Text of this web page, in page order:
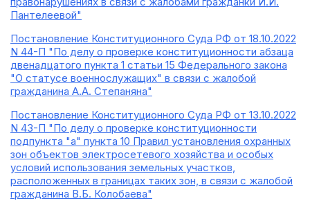
Пантелеевой"
Постановление Конституционного Суда РФ от 18.10.2022
N 44-П "По делу о проверке конституционности абзаца
двенадцатого пункта 1 статьи 15 Федерального закона
"О статусе военнослужащих" в связи с жалобой
гражданина А.А. Степаняна"
Постановление Конституционного Суда РФ от 13.10.2022
N 43-П "По делу о проверке конституционности
подпункта "а" пункта 10 Правил установления охранных
зон объектов электросетевого хозяйства и особых
условий использования земельных участков,
расположенных в границах таких зон, в связи с жалобой
гражданина В.Б. Колобаева"